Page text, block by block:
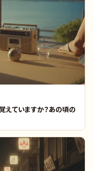
えていますか？あの頃の